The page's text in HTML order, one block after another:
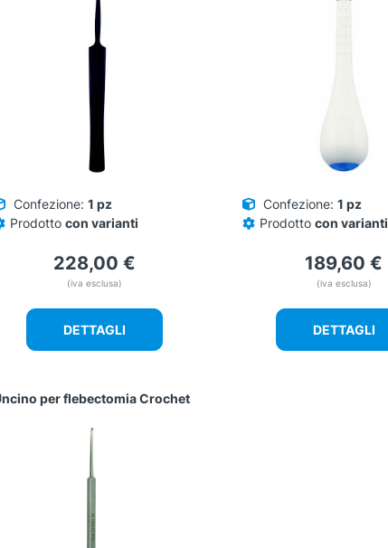
Confezione: 1 pz
Prodotto con varianti
228,00€
(iva esclusa)
DETTAGLI
Confezione: 1 pz
Prodotto con varianti
189,60€
(iva esclusa)
DETTAGLI
per flebectomia Crochet